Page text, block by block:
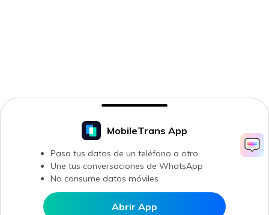
MobileTrans App
Pasa tus datos de un teléfono a otro
Une tus conversaciones de WhatsApp
No consume datos móviles
Abrir App